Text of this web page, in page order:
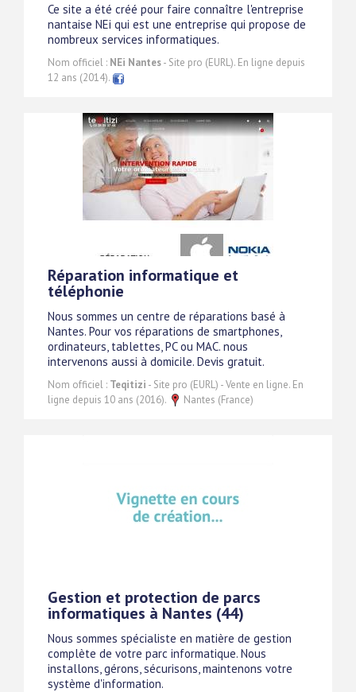
Ce site a été créé pour faire connaître l'entreprise
nantaise NEi qui est une entreprise qui propose de
nombreux services informatiques.
Nom officiel : NEi Nantes- Site pro (EURL). En ligne depuis
12 ans (2014).
Réparation informatique et
téléphonie
Nous sommes un centre de réparations basé à
Nantes. Pour vos réparations de smartphones,
ordinateurs, tablettes, PC ou MAC. nous
intervenons aussi à domicile. Devis gratuit.
Nom officiel : Teqitizi - Site pro (EURL) - Vente en ligne. En
ligne depuis 10 ans (2016).
Nantes (France)
Gestion et protection de parcs
informatiques à Nantes (44)
Nous sommes spécialiste en matière de gestion
complète de votre parc informatique. Nous
installons, gérons, sécurisons, maintenons votre
système d'information.